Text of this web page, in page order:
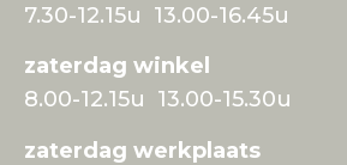
7.30-12.15u 13.00-16.45u
zaterdag winkel
8.00-12.15u 13.00-15.30u
zaterdag werkplaats